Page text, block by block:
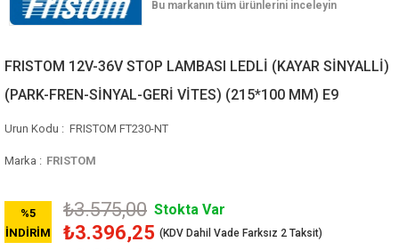
FRISTOM 12V-36V STOP LAMBASI LEDLİ (KAYAR SİNYALLİ)
(PARK-FREN-SİNYAL-GERİ VİTES) (215*100 MM) E9
FRISTOM FT230-NT
Marka : FRISTOM
%5
İNDIRIM
₺3.575,00 Stokta Var
₺3.396,25